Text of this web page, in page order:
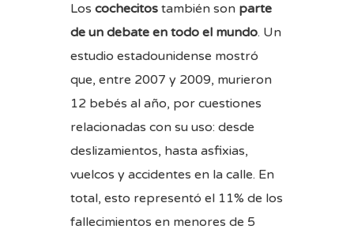
Los cochecitos también son parte
de un debate en todo el mundo. Un
estudio estadounidense mostró
que, entre 2007 y 2009, murieron
12 bebés al año, por cuestiones
relacionadas con su uso: desde
deslizamientos, hasta asfixias,
vuelcos y accidentes en la calle. En
total, esto representó el 11% de los
fallecimientos en menores de 5